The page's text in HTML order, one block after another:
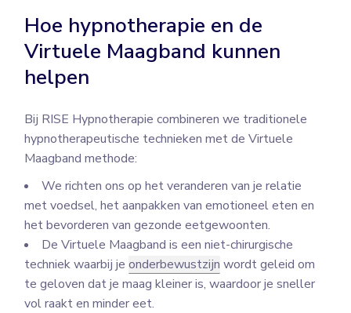
Hoe hypnotherapie en de
Virtuele Maagband kunnen
helpen
Bij RISE Hypnotherapie combineren we traditionele
hypnotherapeutische technieken met de Virtuele
Maagband methode:
We richten ons op het veranderen van je relatie
met voedsel, het aanpakken van emotioneel eten en
het bevorderen van gezonde eetgewoonten.
De Virtuele Maagband is een niet-chirurgische
techniek waarbij jeonderbewustzijn wordt geleid om
te geloven dat je maag kleiner is, waardoor je sneller
vol raakt en minder eet.